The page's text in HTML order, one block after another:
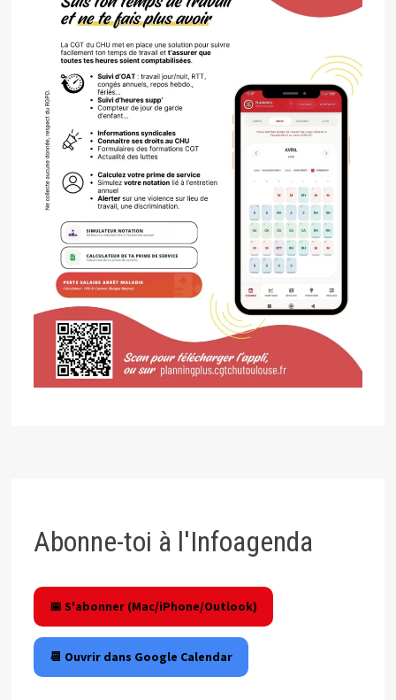
Abonne-toi à l'Infoagenda
📅 S'abonner (Mac/iPhone/Outlook)
📆 Ouvrir dans Google Calendar